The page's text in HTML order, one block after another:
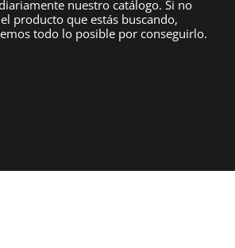
nuestro catálogo. Si no
producto que estás buscando,
todo lo posible por conseguirlo.